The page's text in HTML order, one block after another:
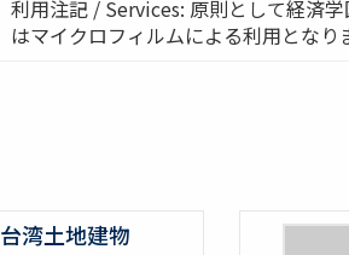
利用注記 / Services: 原則として経済
はマイクロフィルムによる利用となり
台湾土地建物